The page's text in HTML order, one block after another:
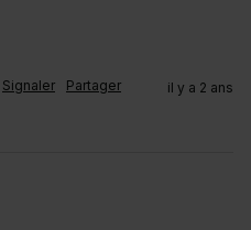
Signaler Partager il y a 2 ans